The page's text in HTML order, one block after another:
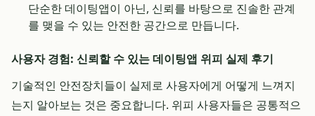
단순한 데이팅앱이 아닌, 신뢰를 바탕으로 진솔한 관계
를 맺을 수 있는 안전한 공간으로 만듭니다.
사용자 경험: 신뢰할 수 있는 데이팅앱 위피 실제 후기
기술적인 안전장치들이 실제로 사용자에게 어떻게 느껴지
는지 알아보는 것은 중요합니다. 위피 사용자들은 공통적으